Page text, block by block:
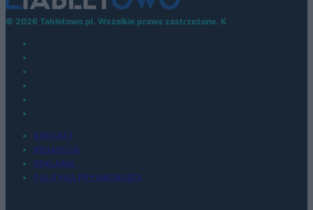
© 2026 Tabletowo.pl. Wszelkie prawa zastrzeżone. K
KONTAKT
REDAKCJA
REKLAMA
POLITYKA PRYWATNOŚCI